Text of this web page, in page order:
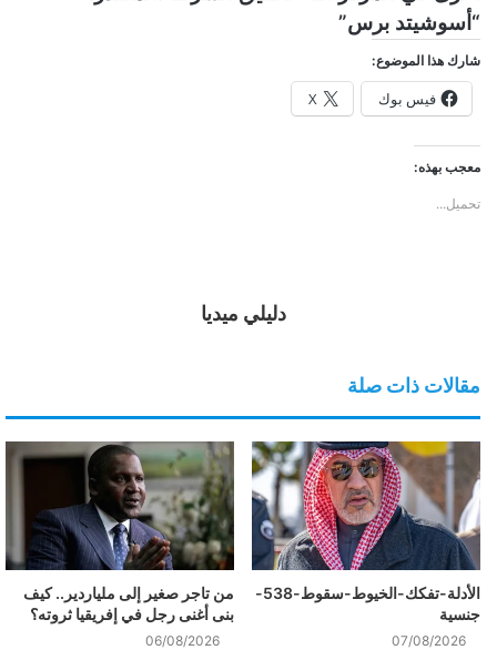
“أسوشيتد برس”
شارك هذا الموضوع:
فيس بوك X
معجب بهذه:
تحميل...
دليلي ميديا
مقالات ذات صلة
الأدلة-تفكك-الخيوط-سقوط-538-
جنسية
07/08/2026
من تاجر صغير إلى ملياردير.. كيف
بنى أغنى رجل في إفريقيا ثروته؟
06/08/2026